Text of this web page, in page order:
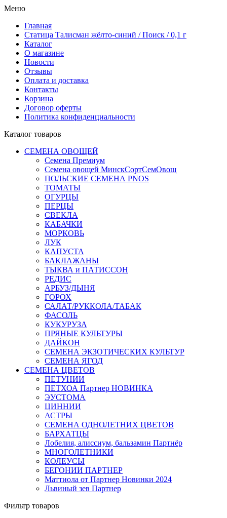
Меню
Главная
Статица Талисман жёлто-синий / Поиск / 0,1 г
Каталог
О магазине
Новости
Отзывы
Оплата и доставка
Контакты
Корзина
Договор оферты
Политика конфиденциальности
Каталог товаров
СЕМЕНА ОВОЩЕЙ
Семена Премиум
Семена овощей МинскСортСемОвощ
ПОЛЬСКИЕ СЕМЕНА PNOS
ТОМАТЫ
ОГУРЦЫ
ПЕРЦЫ
СВЕКЛА
КАБАЧКИ
МОРКОВЬ
ЛУК
КАПУСТА
БАКЛАЖАНЫ
ТЫКВА и ПАТИССОН
РЕДИС
АРБУЗ/ДЫНЯ
ГОРОХ
САЛАТ/РУККОЛА/ТАБАК
ФАСОЛЬ
КУКУРУЗА
ПРЯНЫЕ КУЛЬТУРЫ
ДАЙКОН
СЕМЕНА ЭКЗОТИЧЕСКИХ КУЛЬТУР
СЕМЕНА ЯГОД
СЕМЕНА ЦВЕТОВ
ПЕТУНИИ
ПЕТХОА Партнер НОВИНКА
ЭУСТОМА
ЦИННИИ
АСТРЫ
СЕМЕНА ОДНОЛЕТНИХ ЦВЕТОВ
БАРХАТЦЫ
Лобелия, алиссиум, бальзамин Партнёр
МНОГОЛЕТНИКИ
КОЛЕУСЫ
БЕГОНИИ ПАРТНЕР
Маттиола от Партнер Новинки 2024
Львиный зев Партнер
Фильтр товаров